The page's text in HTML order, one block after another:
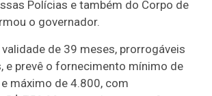
Polícias e também do Corpo de
o governador.
de 39 meses, prorrogáveis
e prevê o fornecimento mínimo de
máximo de 4.800, com